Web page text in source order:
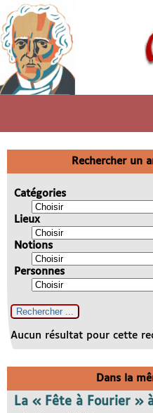
Rechercher un
Catégories
Lieux
Notions
Personnes
Aucun résultat pour cette
Dans la
La « Fête à Fourier »